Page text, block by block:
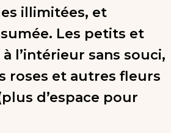
illimitées, et
Les petits et
l’intérieur sans souci,
roses et autres fleurs
d’espace pour